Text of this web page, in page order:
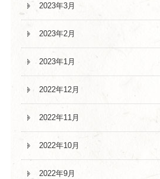
2023年3月
2023年2月
2023年1月
2022年12月
2022年11月
2022年10月
2022年9月